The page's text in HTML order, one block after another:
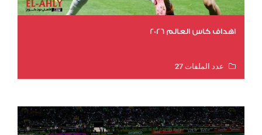
اهداف كاس العالم 2026
عدد الملفات 27